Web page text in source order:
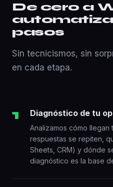
De cero a
pasos
Sin tecnicismos, sin
en cada etapa.
1 Diagnóstico de tu
Analizamos cómo llegan
respuestas se repiten,
Sheets, CRM) y dónde
diagnóstico es la base